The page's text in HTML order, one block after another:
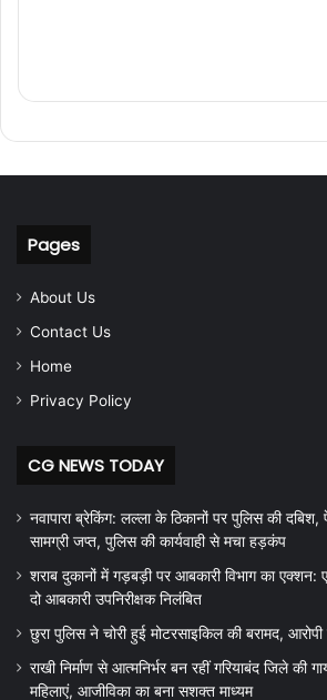
Pages
About Us
Contact Us
Home
Privacy Policy
CG NEWS TODAY
नवापारा ब्रेकिंग: लल्ला के ठिकानों पर पुलिस की
सामग्री जप्त, पुलिस की कार्यवाही से मचा हड़कंप
शराब दुकानों में गड़बड़ी पर आबकारी विभाग का एक्शन:
दो आबकारी उपनिरीक्षक निलंबित
छुरा पुलिस ने चोरी हुई मोटरसाइकिल की बरामद, आरोपी
राखी निर्माण से आत्मनिर्भर बन रहीं गरियाबंद जिले की
महिलाएं, आजीविका का बना सशक्त माध्यम